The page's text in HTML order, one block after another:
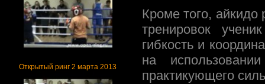
Открытый ринг 2 марта 2013
Кроме того,
тренировок
гибкость и
на
практикующего